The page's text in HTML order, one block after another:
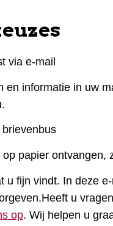
via e-mail
en informatie in uw
papier ontvangen,
u fijn vindt. In deze
u
op. Wij helpen u